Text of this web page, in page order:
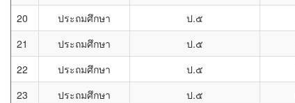
20
ประถมศึกษา ป.๕
21
ประถมศึกษา ป.๕
22
ประถมศึกษา ป.๕
23
ประถมศึกษา ป.๕